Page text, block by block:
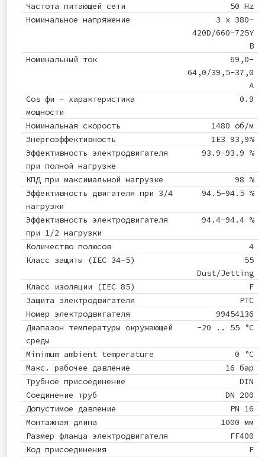
Частота питающей сети
50 Hz
Номинальное напряжение
3 x 380-
420D/660-725Y
В
Номинальный ток
69,0-
64,0/39,5-37,0
A
Cos фи - характеристика
мощности
0.9
Номинальная скорость
1480 об/м
Энергоэффективность
IE3 93,9%
Эффективность электродвигателя
при полной нагрузке
93.9-93.9 %
КПД при максимальной нагрузке
98 %
Эффективность двигателя при 3/4
нагрузки
94.5-94.5 %
Эффективность электродвигателя
при 1/2 нагрузки
94.4-94.4 %
Количество полюсов
4
Класс защиты (IEC 34-5)
55
Dust/Jetting
Класс изоляции (IEC 85)
F
Защита электродвигателя
PTC
Номер электродвигателя
99454136
Диапазон температуры окружающей
среды
-20 .. 55 °C
Minimum ambient temperature
0 °C
Макс. рабочее давление
16 бар
Трубное присоединение
DIN
Соединение труб
DN 200
Допустимое давление
PN 16
Монтажная длина
1000 мм
Размер фланца электродвигателя
FF400
Код присоединения
F